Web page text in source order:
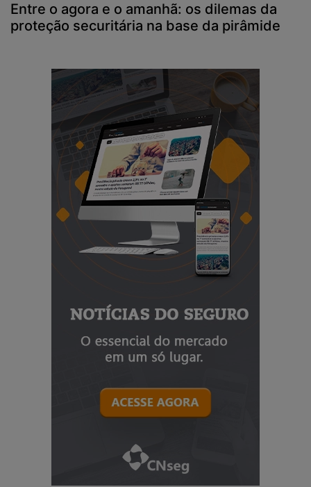
Entre o agora e o amanhã: os dilemas da
proteção securitária na base da pirâmide